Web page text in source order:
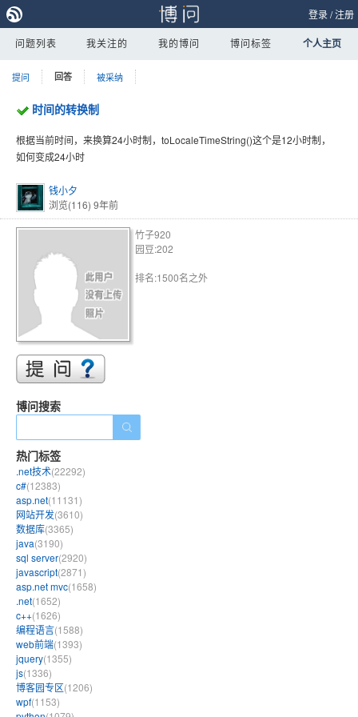
登录/注册
问题列表 我关注的 我的博问 博问标签 个人主页
提问 回答 被采纳
时间的转换制
根据当前时间，来换算24小时制，toLocaleTimeString()这个是12小时制，
如何变成24小时
钱小夕
浏览(116) 9年前
竹子920
园豆:202
排名:1500名之外
博问搜索
热门标签
.net技术(22292)
c#(12383)
asp.net(11131)
网站开发(3610)
数据库(3365)
java(3190)
sql server(2920)
javascript(2871)
asp.net mvc(1658)
.net(1652)
c++(1626)
编程语言(1588)
web前端(1393)
jquery(1355)
js(1336)
博客园专区(1206)
wpf(1153)